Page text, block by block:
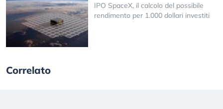
IPO SpaceX, il calcolo del possibile
rendimento per 1.000 dollari investiti
Correlato